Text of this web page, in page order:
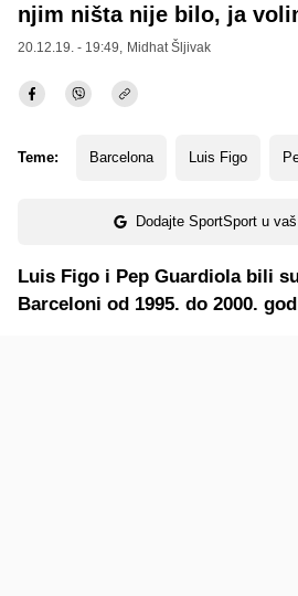
njim ništa nije bilo, ja
20.12.19. - 19:49, Midhat Šljivak
Teme: Barcelona Luis Figo
Dodajte SportSport u
Luis Figo i Pep Guardiola bili
Barceloni od 1995. do 2000.